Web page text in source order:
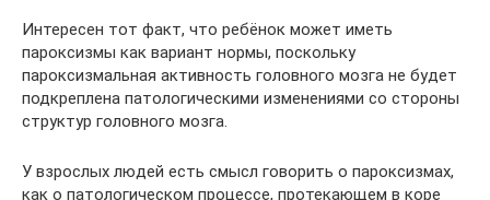
Интересен тот факт, что ребёнок может иметь
пароксизмы как вариант нормы, поскольку
пароксизмальная активность головного мозга не будет
подкреплена патологическими изменениями со стороны
структур головного мозга.
У взрослых людей есть смысл говорить о пароксизмах,
как о патологическом процессе, протекающем в коре